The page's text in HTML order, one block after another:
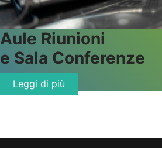
Aule Riunioni
e Sala Conferenze
Leggi di più